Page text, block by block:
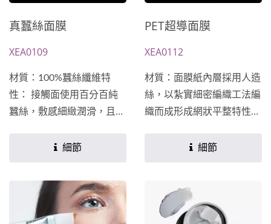
真蠶絲面膜
XEA0109
材質：100%蠶絲纖維特
性： 接觸面使用百分百純
蠶絲，敷感細緻潤滑，且具
貼度，宛如第二層的肌膚。
發，濕潤度可為維持長達
30~40分鐘，具超強保水
性。★主成分及功能訴求均
細節
PET超導面膜
XEA0112
材質：面膜紙內層採用人造
絲，以紮實細密編織工法編
織而成形成網狀平整特性：
2.每張面膜紙外層PET薄膜
衡，讓肌膚享受精華液透氣
無負擔。 3.用外在大氣壓力
細節